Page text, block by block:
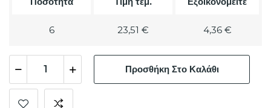
6 23,51 € 4,36 €
Προσθήκη Στο Καλάθι